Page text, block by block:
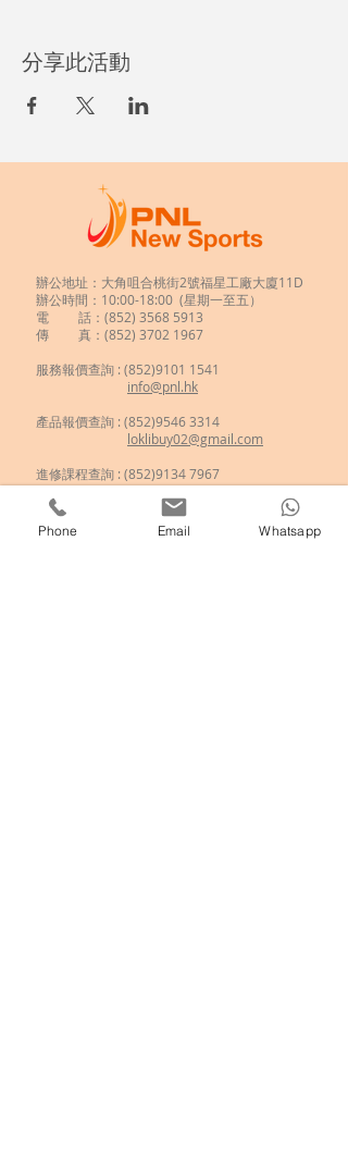
分享此活動
辦公地址：大角咀合桃街2號福星工廠大廈11D
辦公時間：10:00-18:00 (星期一至五）
電 話：(852) 3568 5913
傳 真：(852) 3702 1967
服務報價查詢 :(852)9101 1541
info@pnl.hk
產品報價查詢 : (852)9546 3314
loklibuy02@gmail.com
進修課程查詢 : (852)9134 7967
enroll.pnl@gmail.com
新興運動體驗
Phone Email Whatsapp